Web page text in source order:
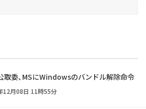
取委、MSにWindowsのバンドル解除命令
12月08日 11時55分